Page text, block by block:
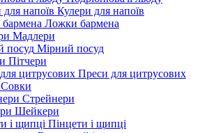
Кулери для напоїв
Ложки бармена
Мадлери
Мірний посуд
Пітчери
Преси для цитрусових
Совки
Стрейнери
Шейкери
Пінцети і щипці